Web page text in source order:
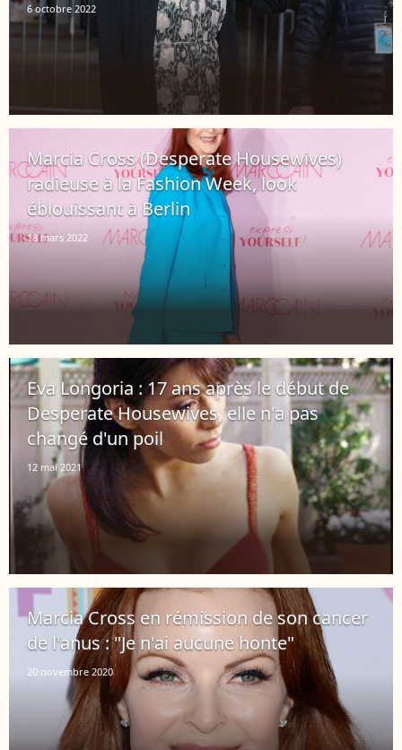
6 octobre 2022
Marcia Cross (Desperate Housewives)
radieuse à la Fashion Week, look
éblouissant à Berlin
18 mars 2022
Eva Longoria : 17 ans après le début de
Desperate Housewives, elle n'a pas
changé d'un poil
12 mai 2021
Marcia Cross en rémission de son cancer
de l'anus : "Je n'ai aucune honte"
20 novembre 2020